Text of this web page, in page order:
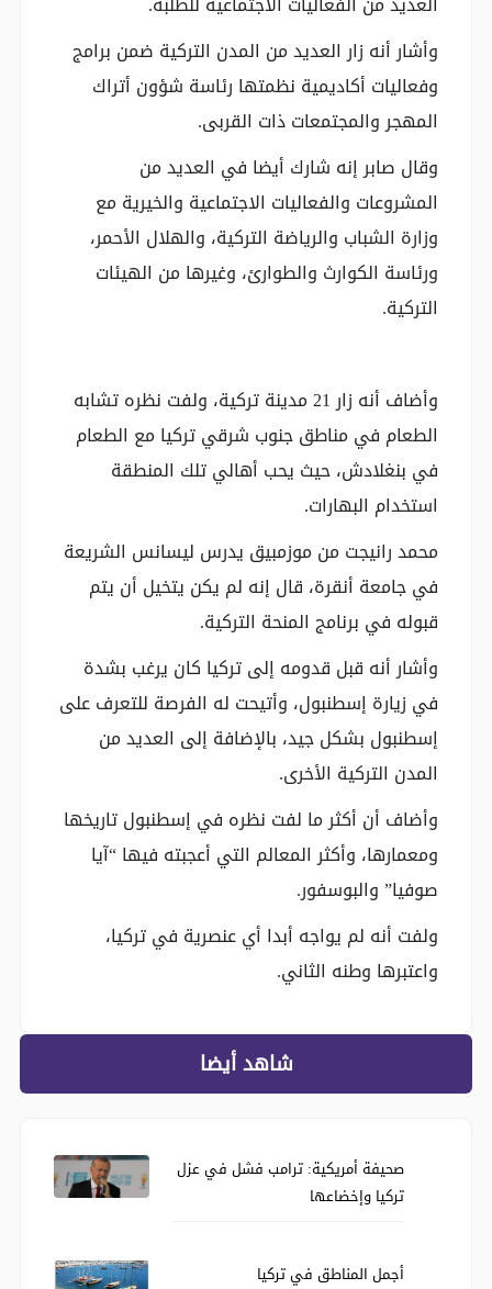
وأشار أنه زار العديد من المدن التركية ضمن برامج
وفعاليات أكاديمية نظمتها رئاسة شؤون أتراك
المهجر والمجتمعات ذات القربى.
وقال صابر إنه شارك أيضا في العديد من
المشروعات والفعاليات الاجتماعية والخيرية مع
وزارة الشباب والرياضة التركية، والهلال الأحمر،
ورئاسة الكوارث والطوارئ، وغيرها من الهيئات
التركية.
وأضاف أنه زار 21 مدينة تركية، ولفت نظره تشابه
الطعام في مناطق جنوب شرقي تركيا مع الطعام
في بنغلادش، حيث يحب أهالي تلك المنطقة
استخدام البهارات.
محمد رانيجت من موزمبيق يدرس ليسانس الشريعة
في جامعة أنقرة، قال إنه لم يكن يتخيل أن يتم
قبوله في برنامج المنحة التركية.
وأشار أنه قبل قدومه إلى تركيا كان يرغب بشدة
في زيارة إسطنبول، وأتيحت له الفرصة للتعرف على
إسطنبول بشكل جيد، بالإضافة إلى العديد من
المدن التركية الأخرى.
وأضاف أن أكثر ما لفت نظره في إسطنبول تاريخها
ومعمارها، وأكثر المعالم التي أعجبته فيها “آيا
صوفيا” والبوسفور.
ولفت أنه لم يواجه أبدا أي عنصرية في تركيا،
واعتبرها وطنه الثاني.
شاهد أيضا
صحيفة أمريكية: ترامب فشل في عزل
تركيا وإخضاعها
أجمل المناطق في تركيا